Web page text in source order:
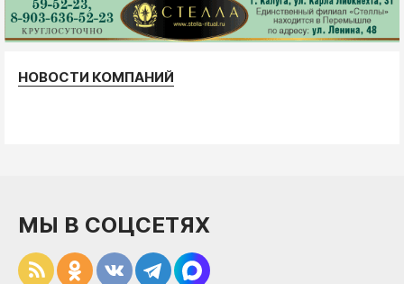
НОВОСТИ КОМПАНИЙ
МЫ В СОЦСЕТЯХ